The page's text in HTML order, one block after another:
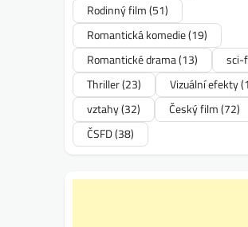
Rodinný film(51)
Romantická komedie(19)
Romantické drama(13) sci-
Thriller(23) Vizuální efekty
vztahy(32) Český film(72)
ČSFD(38)